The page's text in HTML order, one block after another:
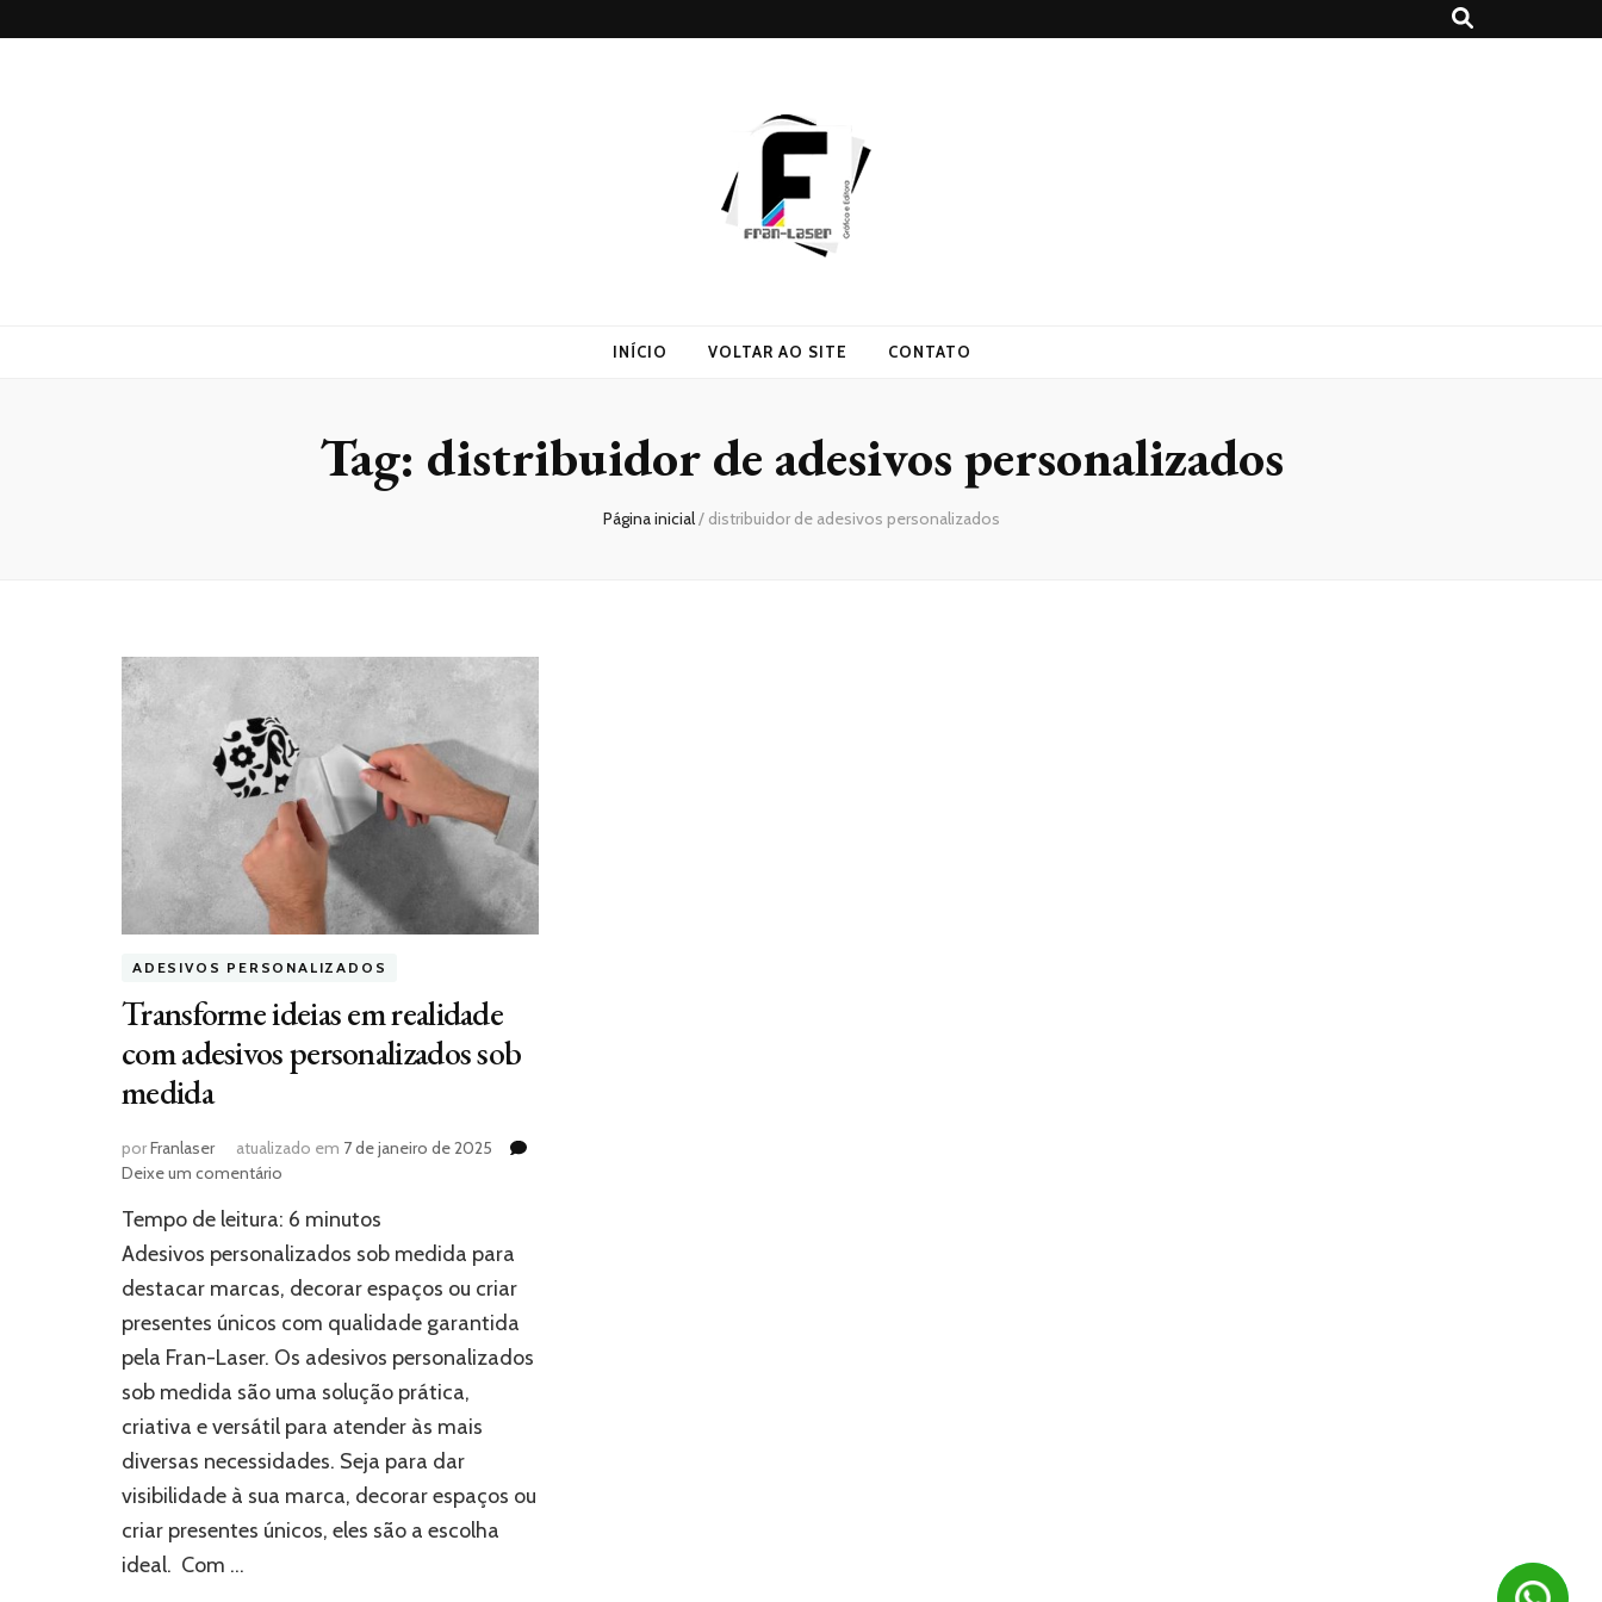
INÍCIO VOLTAR AO SITE CONTATO
Tag: distribuidor de adesivos personalizados
Página inicial/ distribuidor de adesivos personalizados
ADESIVOS PERSONALIZADOS
Transforme ideias em realidade
com adesivos personalizados sob
medida
porFranlaser atualizado em 7 de janeiro de 2025
Deixe um comentário
ideias
em
com
adesivos
personalizados
medida
Tempo de leitura: 6 minutos
Adesivos personalizados sob medida para
destacar marcas, decorar espaços ou criar
presentes únicos com qualidade garantida
pela Fran-Laser. Os adesivos personalizados
sob medida são uma solução prática,
criativa e versátil para atender às mais
diversas necessidades. Seja para dar
visibilidade à sua marca, decorar espaços ou
criar presentes únicos, eles são a escolha
ideal. Com …